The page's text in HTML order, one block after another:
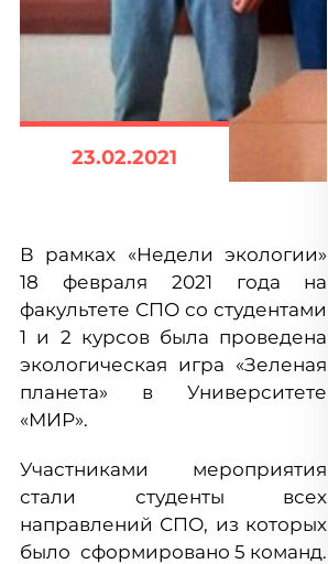
23.02.2021
В рамках «Недели экологии»
18 февраля 2021 года на
факультете СПО со студентами
1 и 2 курсов была проведена
экологическая игра «Зеленая
планета» в Университете
«МИР».
Участниками мероприятия
стали студенты всех
направлений СПО, из которых
было сформировано 5 команд.